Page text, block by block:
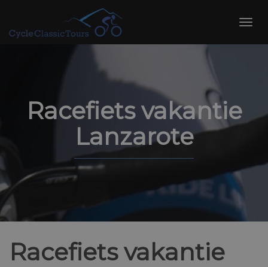
content
Racefiets vakantie
Lanzarote
Racefiets vakantie